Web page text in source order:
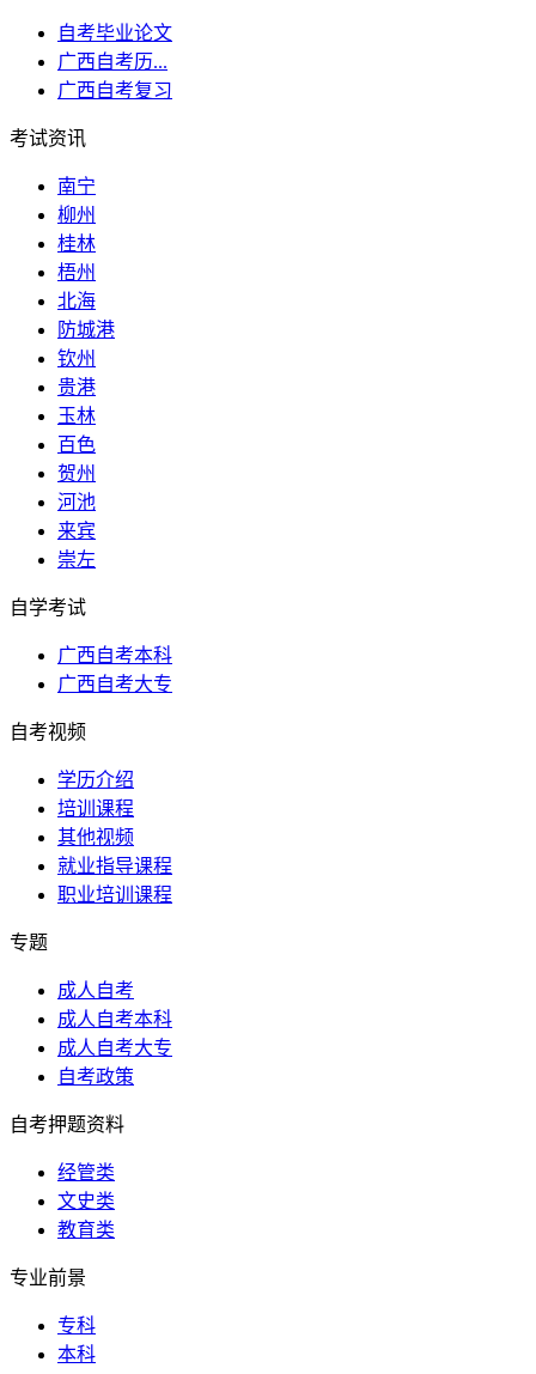
自考毕业论文
广西自考历...
广西自考复习
考试资讯
南宁
柳州
桂林
梧州
北海
防城港
钦州
贵港
玉林
百色
贺州
河池
来宾
崇左
自学考试
广西自考本科
广西自考大专
自考视频
学历介绍
培训课程
其他视频
就业指导课程
职业培训课程
专题
成人自考
成人自考本科
成人自考大专
自考政策
自考押题资料
经管类
文史类
教育类
专业前景
专科
本科